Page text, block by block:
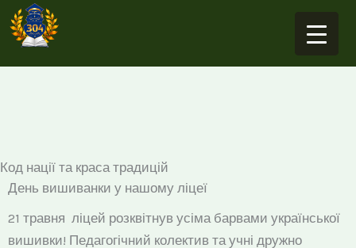
Перейти
до
Код нації та краса традицій
День вишиванки у нашому ліцеї
21 травня ліцей розквітнув усіма барвами української
вишивки! Педагогічний колектив та учні дружно